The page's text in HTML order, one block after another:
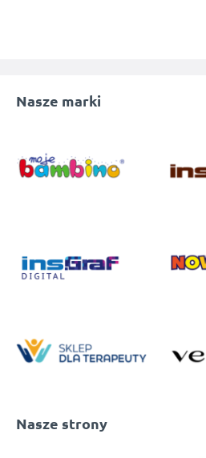
Nasze marki
Nasze strony